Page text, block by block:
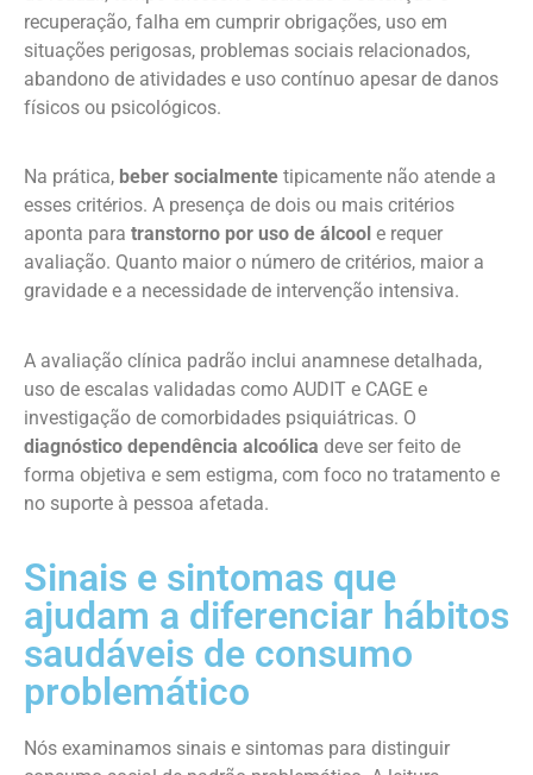
recuperação, falha em cumprir obrigações, uso em
situações perigosas, problemas sociais relacionados,
abandono de atividades e uso contínuo apesar de danos
físicos ou psicológicos.
Na prática, beber socialmente tipicamente não atende a
esses critérios. A presença de dois ou mais critérios
aponta para transtorno por uso de álcool e requer
avaliação. Quanto maior o número de critérios, maior a
gravidade e a necessidade de intervenção intensiva.
A avaliação clínica padrão inclui anamnese detalhada,
uso de escalas validadas como AUDIT e CAGE e
investigação de comorbidades psiquiátricas. O
diagnóstico dependência alcoólica deve ser feito de
forma objetiva e sem estigma, com foco no tratamento e
no suporte à pessoa afetada.
Sinais e sintomas que
ajudam a diferenciar hábitos
saudáveis de consumo
problemático
Nós examinamos sinais e sintomas para distinguir